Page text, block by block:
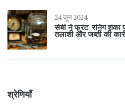
24 जून 2024
सेबी ने फ्रंट-रनिंग शंका
तलाशी और जब्ती की
श्रेणियाँ